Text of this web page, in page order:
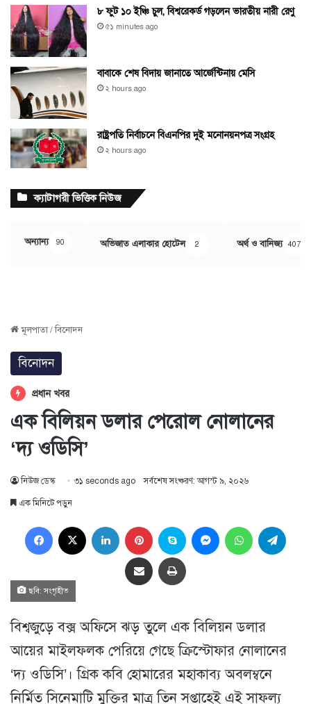
৮ ফুট ১০ ইঞ্চি চুল, বিশ্বরেকর্ড গড়লেন ভারতীয় নারী রেণু
৫১ minutes ago
বাবাকে শেষ বিদায় জানাতে আর্জেন্টিনায় মেসি
২ hours ago
রাষ্ট্রপতি নির্বাচনে বিএনপির দুই মনোনয়নপত্র সংগ্রহ
২ hours ago
ক্যাটাগরী ভিত্তিক নিউজ
অন্যান্য 90 অভিজাত এলাকার হোটেল 2 অর্থ ও বানিজ্য 407